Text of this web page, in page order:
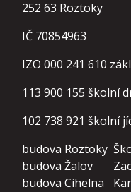
252 63 Roztoky
IČ 70854963
IZO 000 241 610
113 900 155 školní
102 738 921 školní
budova Roztoky
budova Žalov
budova Cihelna